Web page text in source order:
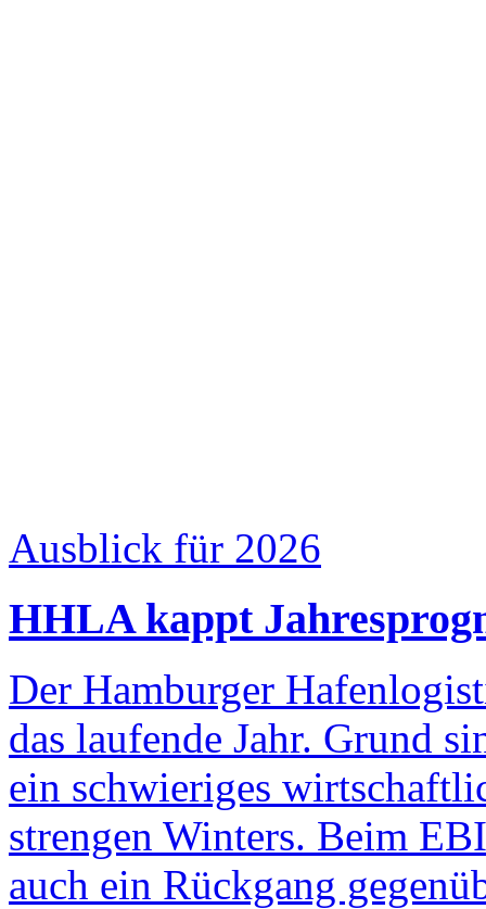
Ausblick für 2026
HHLA kappt
Der Hamburger
das laufende Jahr. Grund
ein schwieriges
strengen Winters. Beim
auch ein Rückgang